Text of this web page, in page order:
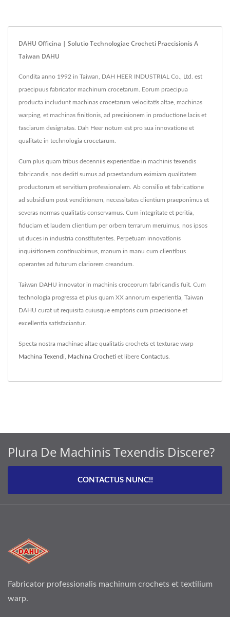
DAHU Officina | Solutio Technologiae Crocheti Praecisionis A
Taiwan DAHU
Condita anno 1992 in Taiwan, DAH HEER INDUSTRIAL Co., Ltd. est
praecipuus fabricator machinum crocetarum. Eorum praecipua
producta includunt machinas crocetarum velocitatis altae, machinas
warping, et machinas finitionis, ad precisionem in productione lacis et
fasciarum designatas. Dah Heer notum est pro sua innovatione et
qualitate in technologia crocetarum.
Cum plus quam tribus decenniis experientiae in machinis texendis
fabricandis, nos dediti sumus ad praestandum eximiam qualitatem
productorum et servitium professionalem. Ab consilio et fabricatione
ad subsidium post venditionem, necessitates clientium praeponimus et
severas normas qualitatis conservamus. Cum integritate et peritia,
fiduciam et laudem clientium per orbem terrarum meruimus, nos ipsos
ut duces in industria constitutentes. Perpetuam innovationis
inquisitionem continuabimus, manum in manu cum clientibus
operantes ad futurum clariorem creandum.
Taiwan DAHU innovator in machinis croceorum fabricandis fuit. Cum
technologia progressa et plus quam XX annorum experientia, Taiwan
DAHU curat ut requisita cuiusque emptoris cum praecisione et
excellentia satisfaciantur.
Specta nostra machinae altae qualitatis crochets et texturae warp
Machina Texendi Machina Crocheti et libere Contactus
Plura De Machinis Texendis Discere?
CONTACTUS NUNC!!
Fabricator professionalis machinum crochets et textilium
warp.